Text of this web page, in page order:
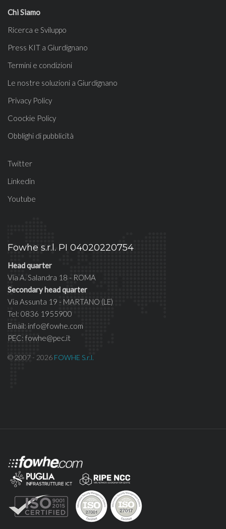
Chi Siamo
Ricerca e Sviluppo
Press KIT a Giurdignano
Termini e condizioni
Le nostre soluzioni a Giurdignano
Privacy Policy
Coockie Policy
Obblighi di pubblicità
Twitter
Linkedin
Youtube
Fowhe s.r.l. PI 04020220754
Head quarter
Via A. Salandra 18 - ROMA
Secondary head quarter
Via Assunta 19 - MARTANO (LE)
Tel: 0836 1955900
Email: info@fowhe.com
PEC: fowhe@pec.it
© 2007 - 2026 FOWHE S.r.l.